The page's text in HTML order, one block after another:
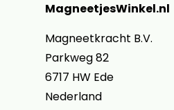
MagneetjesWinkel.nl
Magneetkracht B.V.
Parkweg 82
6717 HW Ede
Nederland